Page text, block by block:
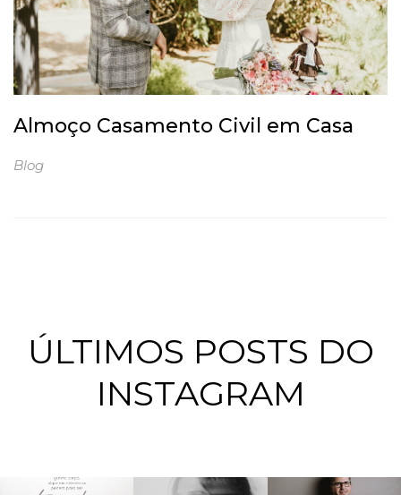
Almoço Casamento Civil em Casa
Blog
ÚLTIMOS POSTS DO
INSTAGRAM